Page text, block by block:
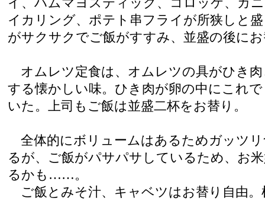
イカリング、ポテト串フライが所狭しと
がサクサクでご飯がすすみ、並盛の後に
オムレツ定食は、オムレツの具がひき
する懐かしい味。ひき肉が卵の中にこれ
いた。上司もご飯は並盛二杯をお替り。
全体的にボリュームはあるためガッツ
るが、ご飯がパサパサしているため、お
るかも……。
ご飯とみそ汁、キャベツはお替り自由